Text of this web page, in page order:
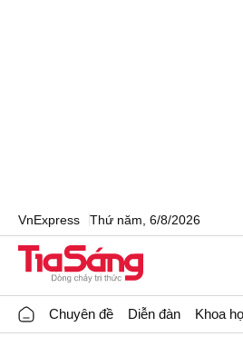
VnExpress Thứ năm, 6/8/2026
Chuyên đề Diễn đàn Khoa